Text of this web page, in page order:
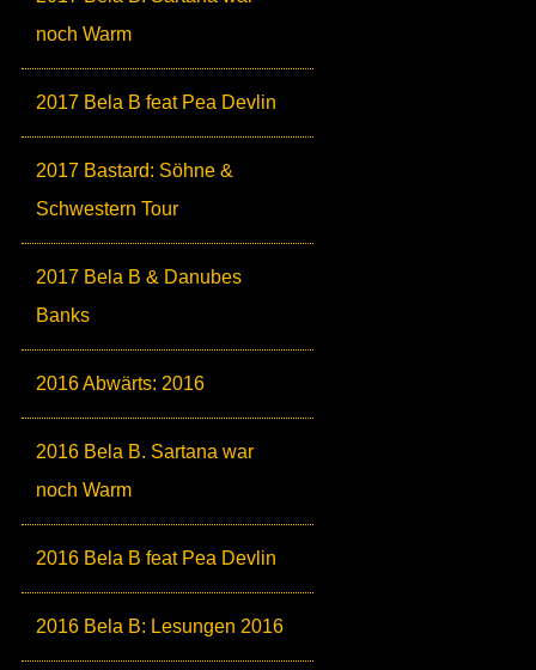
noch Warm
2017 Bela B feat Pea Devlin
2017 Bastard: Söhne &
Schwestern Tour
2017 Bela B & Danubes
Banks
2016 Abwärts: 2016
2016 Bela B. Sartana war
noch Warm
2016 Bela B feat Pea Devlin
2016 Bela B: Lesungen 2016